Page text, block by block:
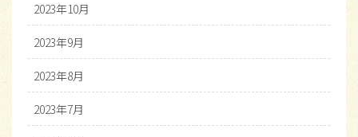
2023年10月
2023年9月
2023年8月
2023年7月